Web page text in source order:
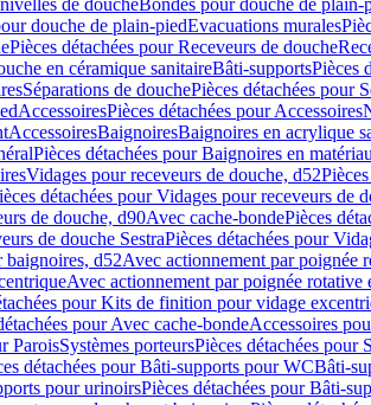
de doucheBondes pour douche de plain-
douche de plain-piedEvacuations murales
Pièces détachées pour Receveurs de douche
en céramique sanitaireBâti-supportsPièces
Séparations de douchePièces détachées pour
AccessoiresPièces détachées pour Accessoires
AccessoiresBaignoiresBaignoires en acrylique
Pièces détachées pour Baignoires en
Vidages pour receveurs de douche, d52
détachées pour Vidages pour receveurs de
de douche, d90Avec cache-bondePièces
de douche SestraPièces détachées pour
baignoires, d52Avec actionnement par poignée
Avec actionnement par poignée rotative
pour Kits de finition pour vidage
pour Avec cache-bondeAccessoires
ParoisSystèmes porteursPièces détachées pour
détachées pour Bâti-supports pour WCBâti-
pour urinoirsPièces détachées pour Bâti-